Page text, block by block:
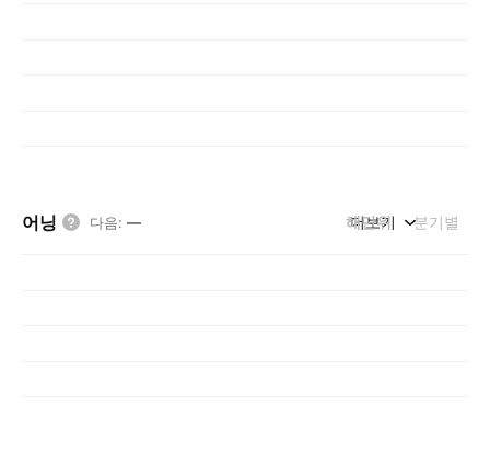
어닝 다음: — 해단위 분기별
더보기